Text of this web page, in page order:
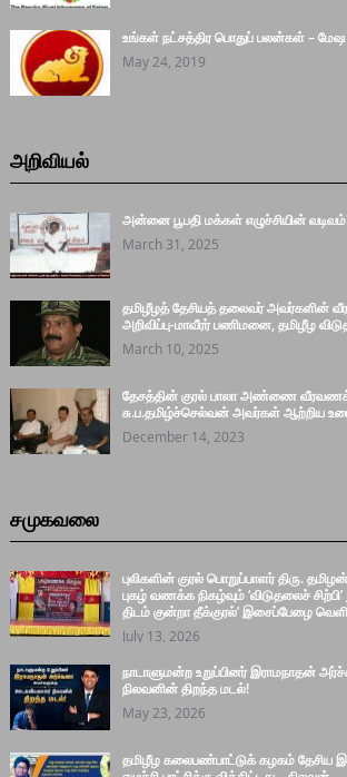
உங்கள் நட்சத்திர பொதுப் பலன்கள் – மேஷ
May 24, 2019
அறிவியல்
அன்னை பூபதி மக்கள் எழுச்சியின்
March 31, 2025
தமிழீழத் தேசியத் தலைவர் அவர்களின்
அறிவிப்பு-மாவீரர் பணிமனை, தமிழீழ
March 10, 2025
தேசத்தின் குரல் பாலா அண்ணை
சு.ப.தமிழ்ச்செல்வன் அவர்கள் ஆற்றிய
December 14, 2023
சமுகவலை
புலிகளின் குரல் பொறுப்பாளர் திரு.
புகழ் வணக்க நிகழ்வும் ‘விடுதலைச்
திடம் குன்றா தீக்குரல்’ இசைப்பேழை
July 13, 2026
நாடாளுமன்ற உறுப்பினர் இராமநாதன்
நிலவனின் திறந்த மடல்!
May 23, 2026
தமிழீழ கலைபண்பாட்டுக் கழகம் தேசிய